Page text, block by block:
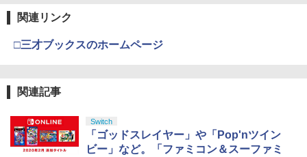
関連リンク
□三才ブックスのホームページ
関連記事
Switch
「ゴッドスレイヤー」や「Pop'nツイン
ビー」など。「ファミコン＆スーファミ